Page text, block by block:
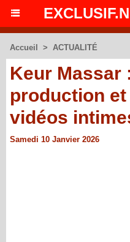
Accueil > ACTUALITÉ
Keur Massar
production
vidéos
Samedi 10 Janvier 2026